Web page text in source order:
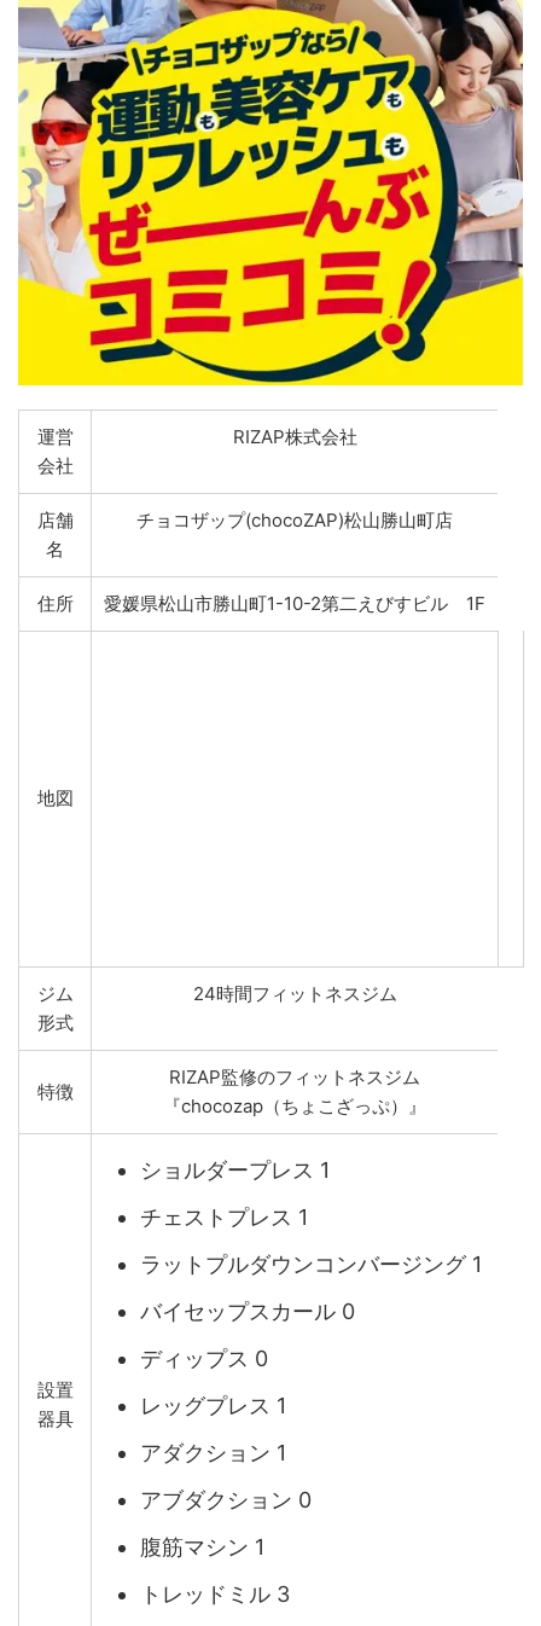
運営
会社
RIZAP株式会社
店舗
名
チョコザップ(chocoZAP)松山勝山町店
住所 愛媛県松山市勝山町1-10-2第二えびすビル 1F
地図
ジム
形式
24時間フィットネスジム
特徴
RIZAP監修のフィットネスジム
『chocozap（ちょこざっぷ）』
設置
器具
ショルダープレス 1
チェストプレス 1
ラットプルダウンコンバージング 1
バイセップスカール 0
ディップス 0
レッグプレス 1
アダクション 1
アブダクション 0
腹筋マシン 1
トレッドミル 3